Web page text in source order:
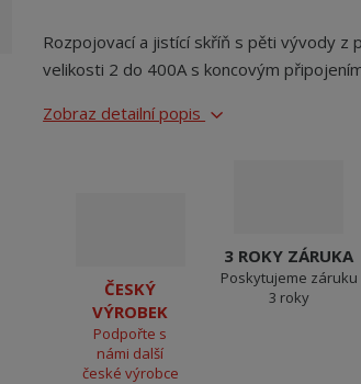
Rozpojovací a jistící skříň s pěti vývody z
velikosti 2 do 400A s koncovým
Zobraz detailní popis
ČESKÝ
VÝROBEK
Podpořte s
námi další
české výrobce
3 ROKY ZÁRUKA
Poskytujeme záruku
3 roky